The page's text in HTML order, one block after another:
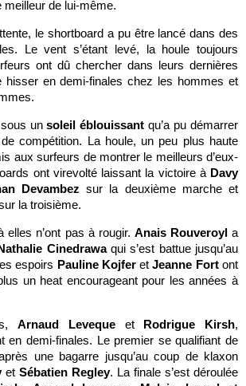
de lui-même.
le shortboard a pu être lancé dans des
Le vent s’étant levé, la houle toujours
ont dû chercher dans leurs dernières
hisser en demi-finales chez les hommes et
sous unsoleil éblouissant qu’a pu démarrer
compétition. La houle, un peu plus haute
aux surfeurs de montrer le meilleurs d’eux-
ont virevolté laissant la victoire à Davy
Devambez sur la deuxième marche et
la troisième.
elles n’ont pas à rougir. Anais Rouveroyla
Cinedrawaqui s’est battue jusqu’au
espoirs Pauline KojferetJeanne Fortont
un heat encourageant pour les années à
Arnaud Leveque etRodrigue Kirsh,
en demi-finales. Le premier se qualifiant de
une bagarre jusqu’au coup de klaxon
et Sébatien Regley. La finale s’est déroulée